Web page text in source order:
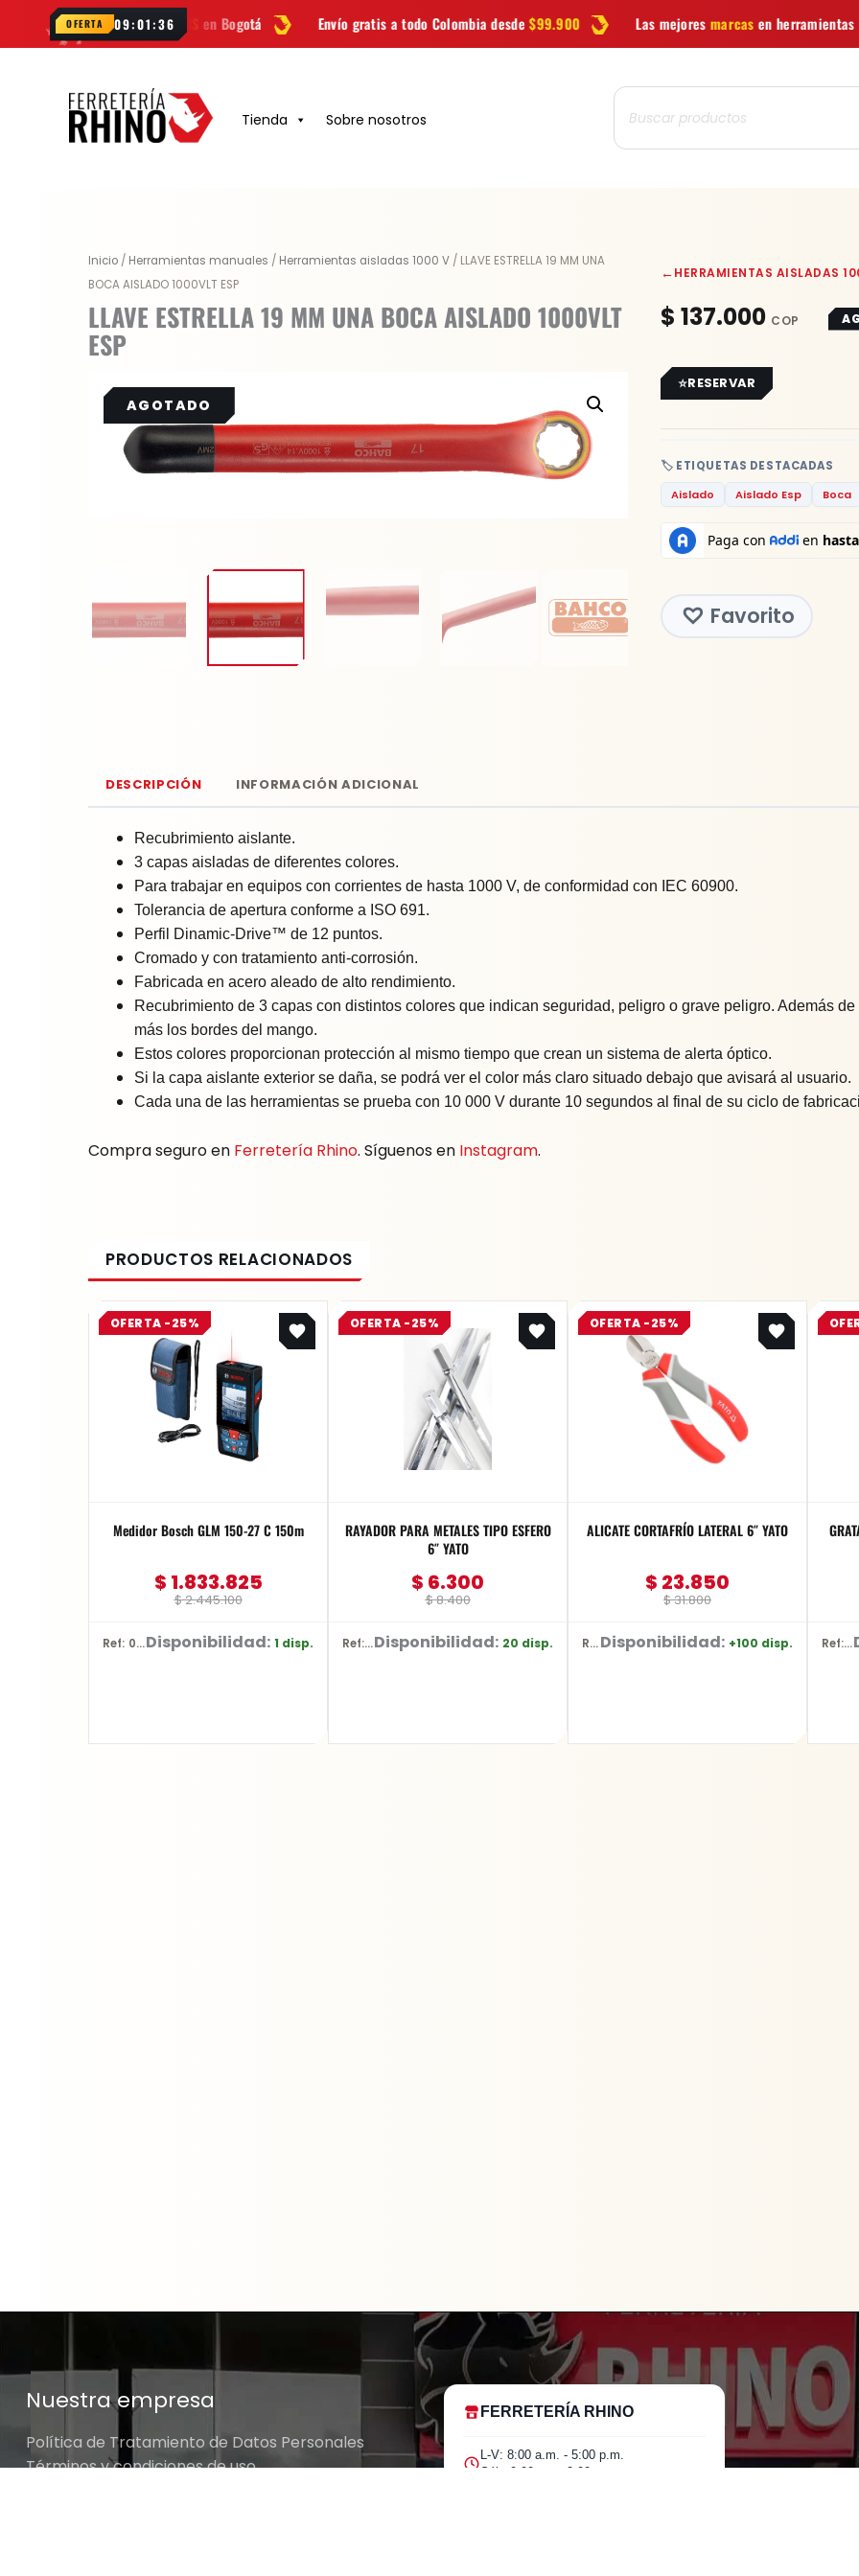
OFERTA 09:01:35
GRATISen Bogotá Envío gratis a todo Colombia desde$99.900 Las mejores marcas en herramientas Ofertasy
Tienda Sobre nosotros
Búsqueda
de
productos
Inicio / Herramientas manuales / Herramientas aisladas 1000 V / LLAVE ESTRELLA 19 MM UNA
BOCA AISLADO 1000VLT ESP
LLAVE ESTRELLA 19 MM UNA BOCA AISLADO 1000VLT
ESP
←HERRAMIENTAS AISLADAS
$ 137.000
🏷️ ETIQUETAS DESTACADAS
Aislado
Aislado Esp Boca
RESERVAR
Favorito
DESCRIPCIÓN INFORMACIÓN ADICIONAL
Recubrimiento aislante.
3 capas aisladas de diferentes colores.
Para trabajar en equipos con corrientes de hasta 1000 V, de conformidad con IEC 60900.
Tolerancia de apertura conforme a ISO 691.
Perfil Dinamic-Drive™ de 12 puntos.
Cromado y con tratamiento anti-corrosión.
Fabricada en acero aleado de alto rendimiento.
Recubrimiento de 3 capas con distintos colores que indican seguridad, peligro o grave peligro. Además
más los bordes del mango.
Estos colores proporcionan protección al mismo tiempo que crean un sistema de alerta óptico.
Si la capa aislante exterior se daña, se podrá ver el color más claro situado debajo que avisará al usuario.
Cada una de las herramientas se prueba con 10 000 V durante 10 segundos al final de su ciclo de
Compra seguro en Ferretería Rhino. Síguenos en Instagram.
OFERTA -25%
Medidor Bosch GLM 150-27 C 150m
$2.445.100
Original
price
$ 2.445.100.
$ 1.833.825
Current
price
$ 1.833.825.
Ref: 0601.072.Z00-000Disponibilidad: 1 disp.
OFERTA -25%
RAYADOR PARA METALES TIPO ESFERO
6″ YATO
$8.400
Original
price
was:
$ 8.400.
$ 6.300
Current
price
is:
$ 6.300.
Ref: YT-3740Disponibilidad: 20 disp.
OFERTA -25%
ALICATE CORTAFRÍO LATERAL 6″ YATO
$31.800
Original
price
$ 31.800.
$ 23.850
Current
price
$ 23.850.
Ref: YT-2036Disponibilidad: +100 disp. Ref: D-26515
Nuestra empresa
Política de Tratamiento de Datos Personales
Términos y condiciones de uso
FERRETERÍA RHINO
L-V: 8:00 a.m. - 5:00 p.m.
Sáb: 9:00 am - 2:00 pm